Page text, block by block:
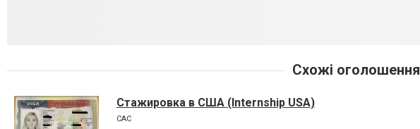
Схожі оголошення
Стажировка в США (Internship USA)
CAC